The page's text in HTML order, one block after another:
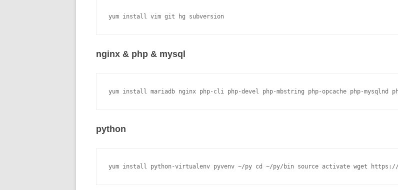
nginx & php & mysql
python